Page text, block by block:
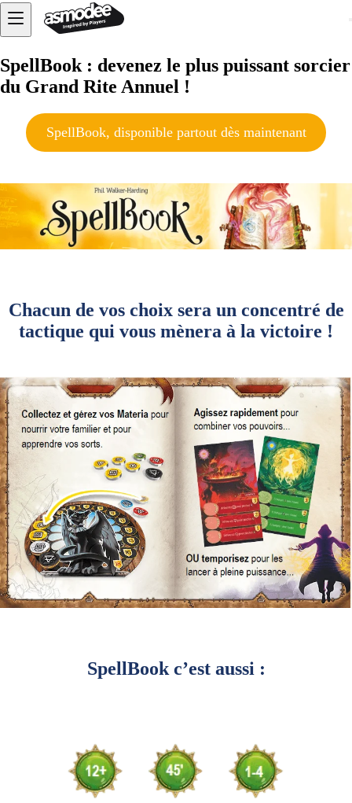
SpellBook : devenez le plus puissant sorcier
du Grand Rite Annuel !
SpellBook, disponible partout dès maintenant
Chacun de vos choix sera un concentré de
tactique qui vous mènera à la victoire !
SpellBook c’est aussi :